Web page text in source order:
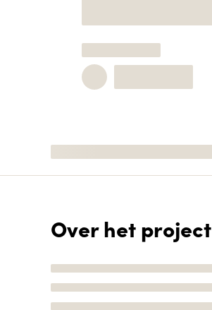
Over het project